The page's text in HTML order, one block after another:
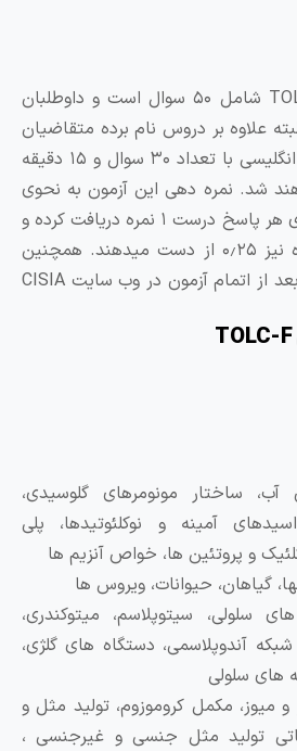
به طور کلی آزمون TOLC-F شامل ۵۰ سوال است و داوطلبان
علاوه بر دروس نام برده متقاضیان
با بخش مربوط به زبان انگلیسی با تعداد ۳۰ سوال و ۱۵ دقیقه
نمره ‌دهی این آزمون به نحوی
است که داوطلبان به ازای هر پاسخ درست ۱ نمره دریافت کرده و
به ازای هر پاسخ اشتباه نیز ۰٫۲۵ از دست میدهند. همچنین
نمره TOLC-F بلافاصله بعد از اتمام آزمون در وب سایت CISIA
مونومرهای گلوسیدی،
آمینه و نوکلئوتیدها، پلی
و پروتئین ها، خواص آنزیم ها
گیاهان، حیوانات، ویروس ها
سیتوپلاسم، میتوکندری،
آندوپلاسمی، دستگاه های گلژی،
سلولی
مکمل کروموزوم، تولید مثل و
مثل جنسی و غیرجنسی ،